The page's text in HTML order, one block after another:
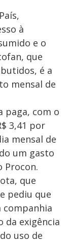
à
e o
que
é a
mensal de
paga, com o
3,41 por
mensal de
um gasto
Procon.
que
pediu que
companhia
da exigência
uso de